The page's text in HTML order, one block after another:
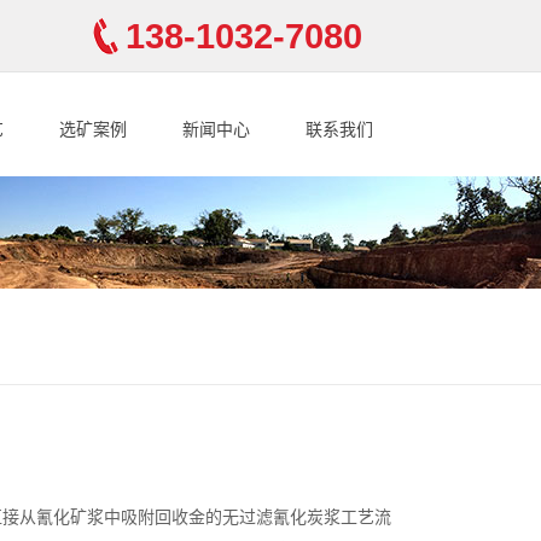
138-1032-7080
选矿案例 新闻中心 联系我们
从氰化矿浆中吸附回收金的无过滤氰化炭浆工艺流